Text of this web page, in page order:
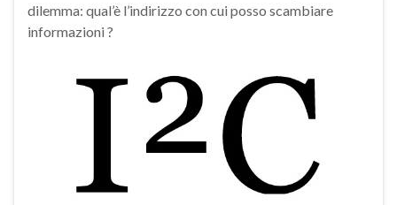
dilemma: qual’è l’indirizzo con cui posso scambiare
informazioni ?